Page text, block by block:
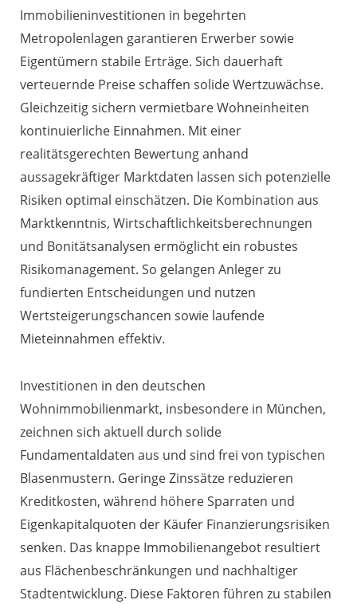
Immobilieninvestitionen in begehrten
Metropolenlagen garantieren Erwerber sowie
Eigentümern stabile Erträge. Sich dauerhaft
verteuernde Preise schaffen solide Wertzuwächse.
Gleichzeitig sichern vermietbare Wohneinheiten
kontinuierliche Einnahmen. Mit einer
realitätsgerechten Bewertung anhand
aussagekräftiger Marktdaten lassen sich potenzielle
Risiken optimal einschätzen. Die Kombination aus
Marktkenntnis, Wirtschaftlichkeitsberechnungen
und Bonitätsanalysen ermöglicht ein robustes
Risikomanagement. So gelangen Anleger zu
fundierten Entscheidungen und nutzen
Wertsteigerungschancen sowie laufende
Mieteinnahmen effektiv.
Investitionen in den deutschen
Wohnimmobilienmarkt, insbesondere in München,
zeichnen sich aktuell durch solide
Fundamentaldaten aus und sind frei von typischen
Blasenmustern. Geringe Zinssätze reduzieren
Kreditkosten, während höhere Sparraten und
Eigenkapitalquoten der Käufer Finanzierungsrisiken
senken. Das knappe Immobilienangebot resultiert
aus Flächenbeschränkungen und nachhaltiger
Stadtentwicklung. Diese Faktoren führen zu stabilen